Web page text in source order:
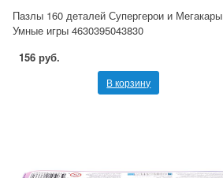
Пазлы 160 деталей Супергерои и Мегакары
Умные игры 4630395043830
156 руб.
В корзину